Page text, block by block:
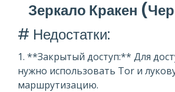
Зеркало Кракен
# Недостатки:
1. **Закрытый доступ:** Для
нужно использовать Tor и
маршрутизацию.